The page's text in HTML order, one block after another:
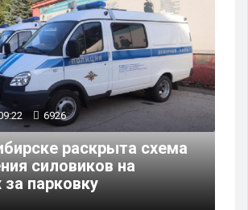
6926
раскрыта схема
силовиков на
парковку